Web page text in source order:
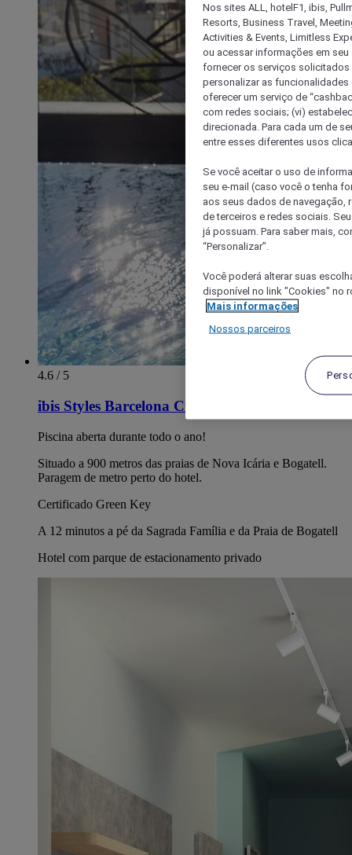
4.6 / 5
ibis Styles Barcelona City Bogatell
Piscina aberta durante todo o ano!
Situado a 900 metros das praias de Nova Icária e Bogatell.
Paragem de metro perto do hotel.
Certificado Green Key
A 12 minutos a pé da Sagrada Família e da Praia de Bogatell
Hotel com parque de estacionamento privado
Nos sites ALL, hotelF1, ibis,
Resorts, Business Travel,
Activities & Events, Limitless
ou acessar informações em
fornecer os serviços solicitados
personalizar as
oferecer um serviço de
com redes sociais; (vi)
direcionada. Para cada um de
entre esses diferentes usos
Se você aceitar o uso de
seu e-mail (caso você o tenha
aos seus dados de navegação,
de terceiros e redes sociais.
já possuam. Para saber mais,
“Personalizar”.
Você poderá alterar suas
disponível no link "Cookies" no
Mais informações
Nossos parceiros